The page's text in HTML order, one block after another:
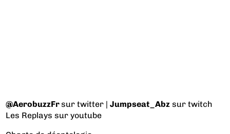
@AerobuzzFrsur twitter |Jumpseat_Abz sur twitch
Les Replays sur youtube